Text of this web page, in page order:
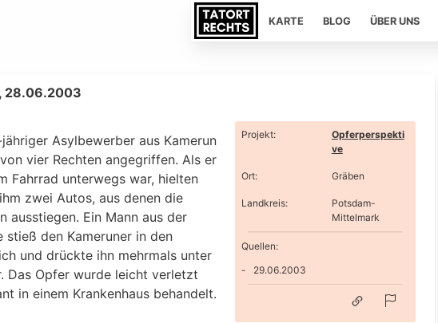
KARTE BLOG ÜBER UNS
28.06.2003
Asylbewerber aus Kamerun
vier Rechten angegriffen. Als er
Fahrrad unterwegs war, hielten
zwei Autos, aus denen die
ausstiegen. Ein Mann aus der
stieß den Kameruner in den
und drückte ihn mehrmals unter
Das Opfer wurde leicht verletzt
in einem Krankenhaus behandelt.
Projekt:
Opferperspekti
ve
Ort: Gräben
Landkreis:
Potsdam-
Mittelmark
Quellen:
29.06.2003